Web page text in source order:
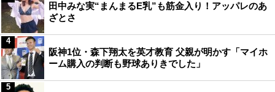
田中みな実“まんまるE乳”も筋金入り！アッパレのあ
ざとさ
阪神1位・森下翔太を英才教育 父親が明かす「マイホ
ーム購入の判断も野球ありきでした」
4
5